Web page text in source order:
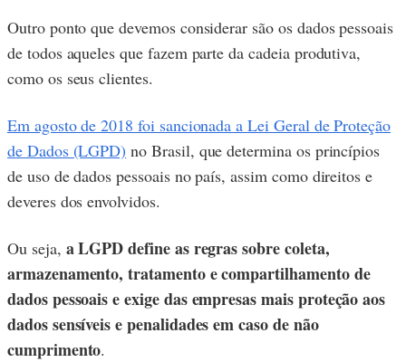
Outro ponto que devemos considerar são os dados pessoais
de todos aqueles que fazem parte da cadeia produtiva,
como os seus clientes.
Em agosto de 2018 foi sancionada a Lei Geral de Proteção
de Dados (LGPD) no Brasil, que determina os princípios
de uso de dados pessoais no país, assim como direitos e
deveres dos envolvidos.
Ou seja, a LGPD define as regras sobre coleta,
armazenamento, tratamento e compartilhamento de
dados pessoais e exige das empresas mais proteção aos
dados sensíveis e penalidades em caso de não
cumprimento.